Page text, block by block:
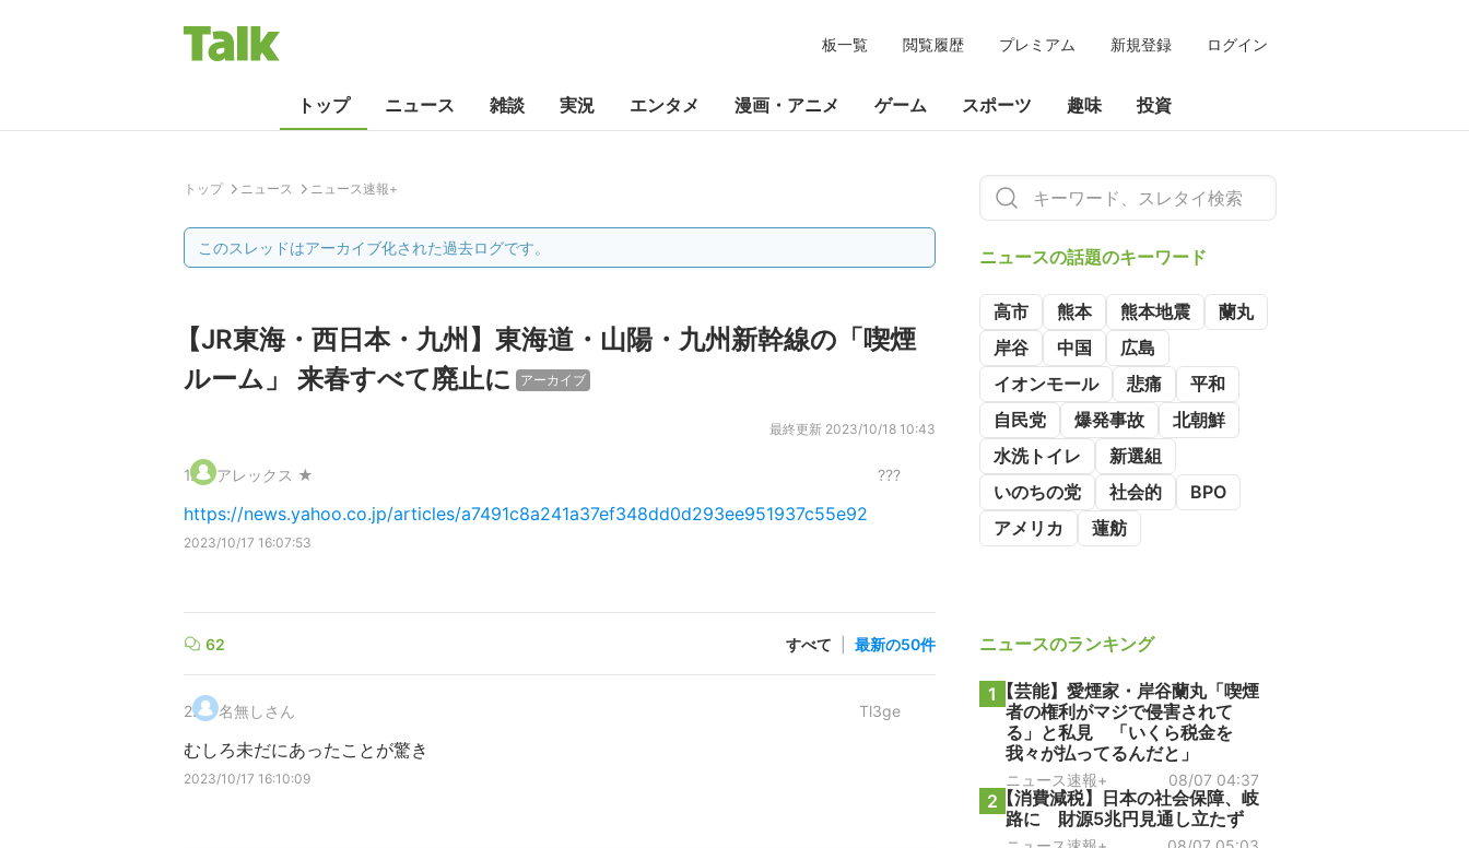
板一覧 閲覧履歴 プレミアム 新規登録 ログイン
トップ ニュース 雑談 実況 エンタメ 漫画・アニメ ゲーム スポーツ 趣味 投資
トップ ニュース ニュース速報+
このスレッドはアーカイブ化された過去ログです。
【JR東海・西日本・九州】東海道・山陽・九州新幹線の「喫煙
ルーム」 来春すべて廃止に
アーカイブ
最終更新 2023/10/18 10:43
1. アレックス ★ ???
https://news.yahoo.co.jp/articles/a7491c8a241a37ef348dd0d293ee951937c55e92
2023/10/17 16:07:53
62 すべて 最新の50件
2. 名無しさん Tl3ge
むしろ未だにあったことが驚き
2023/10/17 16:10:09
ニュースの話題のキーワード
高市 熊本 熊本地震
蘭丸
岸谷
中国
広島
イオンモール
悲痛
平和
自民党
爆発事故
北朝鮮
水洗トイレ
新選組
いのちの党
社会的
BPO
アメリカ
蓮舫
ニュースのランキング
1 【芸能】愛煙家・岸谷蘭丸「喫煙
者の権利がマジで侵害されて
る」と私見 「いくら税金を
我々が払ってるんだと」
ニュース速報+ 08/07 04:37
2 【消費減税】日本の社会保障、岐
路に 財源5兆円見通し立たず